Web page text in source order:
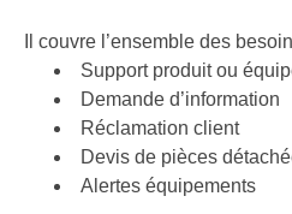
Il couvre l’ensemble des
Support produit ou
Demande d’information
Réclamation client
Devis de pièces
Alertes équipements